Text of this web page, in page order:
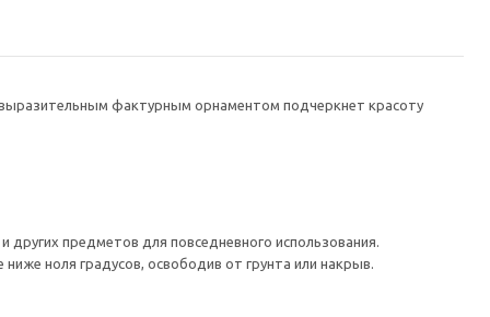
фактурным орнаментом подчеркнет красоту
предметов для повседневного использования.
ноля градусов, освободив от грунта или накрыв.